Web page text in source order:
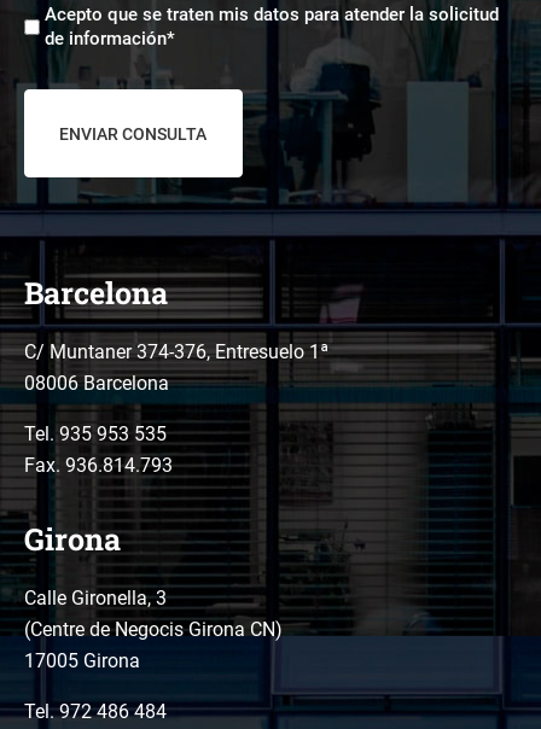
Aceptación
tratamiento
datos
Acepto que se traten mis datos para atender la solicitud
de información*
Barcelona
C/ Muntaner 374-376, Entresuelo 1ª
08006 Barcelona
Tel. 935 953 535
Fax. 936.814.793
Girona
Calle Gironella, 3
(Centre de Negocis Girona CN)
17005 Girona
Tel.972 486 484